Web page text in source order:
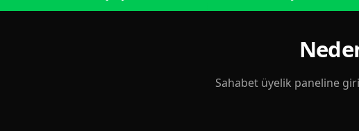
Sahabet üyelik paneline